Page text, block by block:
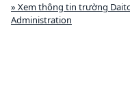
» Xem thông tin trường
Administration